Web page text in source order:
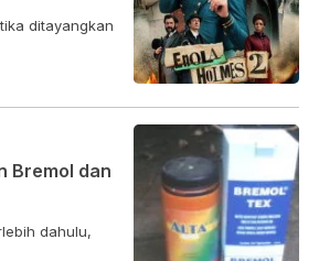
ditayangkan
Bremol dan
dahulu,